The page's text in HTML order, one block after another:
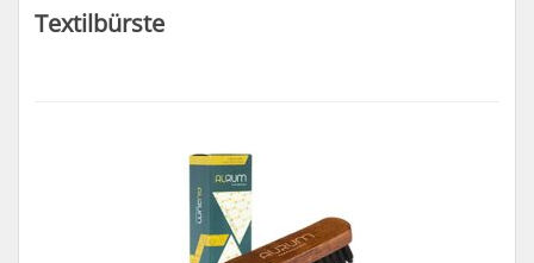
Textilbürste